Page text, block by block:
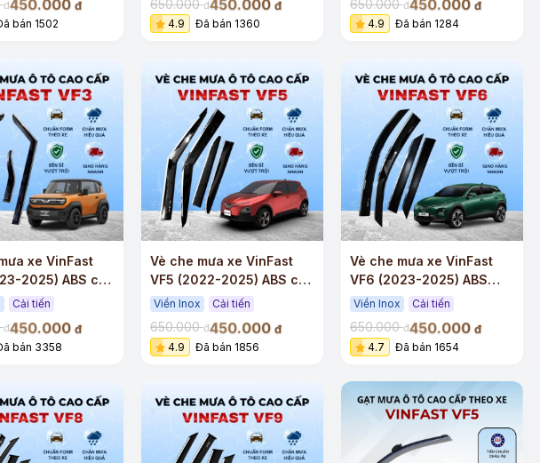
đ450.000 đ
bán 1502
650.000đ450.000 đ
4.9
Đã bán 1360
650.000đ450.000 đ
4.9
Đã bán 1284
xe VinFast
2025) ABS cao
Inox
Cải tiến
đ450.000 đ
bán 3358
Vè che mưa xe VinFast
VF5 (2022-2025) ABS cao
cấp viền Inox
Viền Inox Cải tiến
650.000đ450.000 đ
4.9
Đã bán 1856
Vè che mưa xe VinFast
VF6 (2023-2025) ABS
cao cấp viền Inox
Viền Inox Cải tiến
650.000đ450.000 đ
4.7
Đã bán 1654